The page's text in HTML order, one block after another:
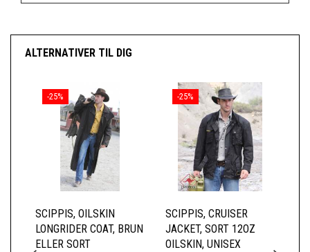
ALTERNATIVER TIL DIG
-25%
SCIPPIS, OILSKIN
LONGRIDER COAT, BRUN
ELLER SORT
-25%
SCIPPIS, CRUISER
JACKET, SORT 12OZ
OILSKIN, UNISEX